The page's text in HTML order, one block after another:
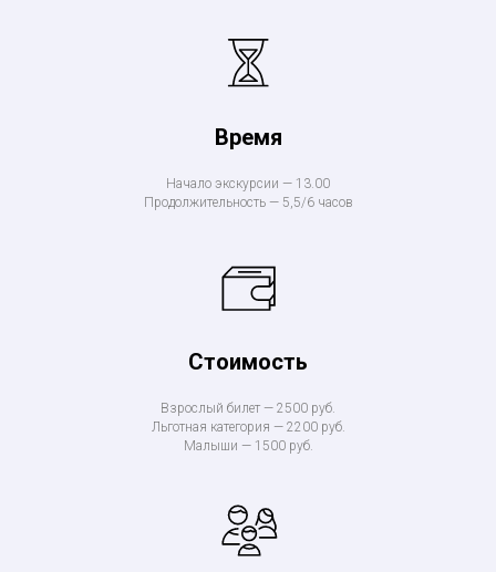
Время
Начало экскурсии — 13.00
Продолжительность — 5,5/6 часов
Стоимость
Взрослый билет — 2500 руб.
Льготная категория — 2200 руб.
Малыши — 1500 руб.